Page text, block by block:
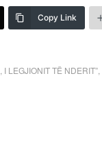
Copy Link
I LEGJIONIT TË NDERIT”